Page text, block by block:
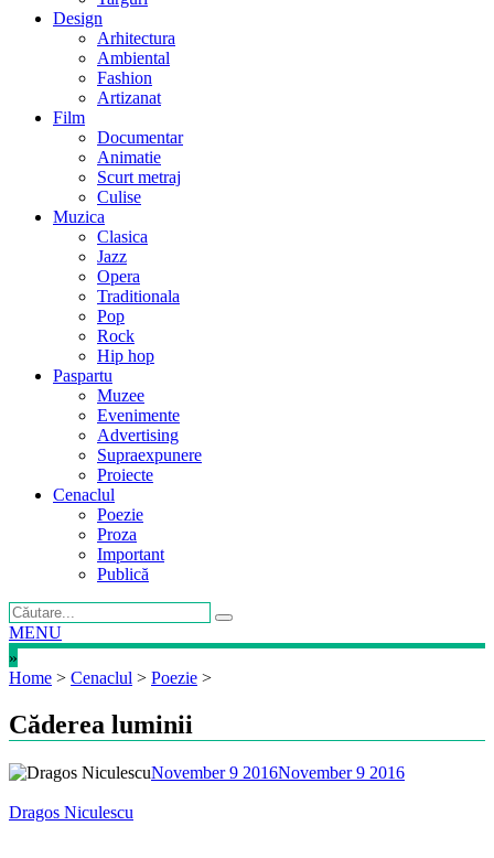
Design
Arhitectura
Ambiental
Fashion
Artizanat
Film
Documentar
Animatie
Scurt metraj
Culise
Muzica
Clasica
Jazz
Opera
Traditionala
Pop
Rock
Hip hop
Paspartu
Muzee
Evenimente
Advertising
Supraexpunere
Proiecte
Cenaclul
Poezie
Proza
Important
Publică
MENU
»
Home > Cenaclul > Poezie >
Căderea luminii
November 9 2016November 9 2016
Dragos Niculescu